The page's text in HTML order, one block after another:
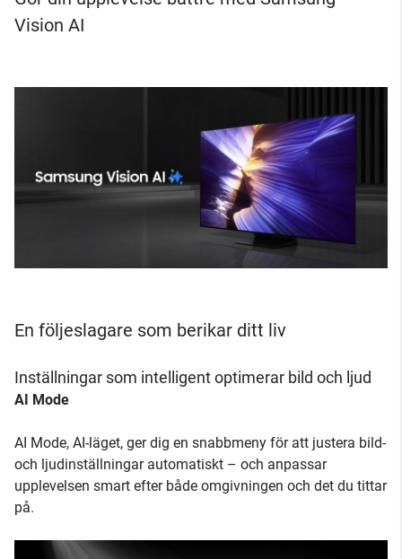
Vision AI
En följeslagare som berikar ditt liv
Inställningar som intelligent optimerar bild och ljud
AI Mode
AI Mode, AI-läget, ger dig en snabbmeny för att justera bild-
och ljudinställningar automatiskt – och anpassar
upplevelsen smart efter både omgivningen och det du tittar
på.